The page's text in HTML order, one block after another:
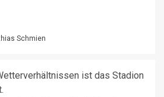
Schmien
ist das Stadion